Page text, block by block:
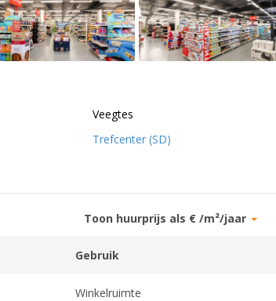
Veegtes
Trefcenter (SD)
Toon huurprijs als € /m²/jaar
Gebruik
Winkelruimte